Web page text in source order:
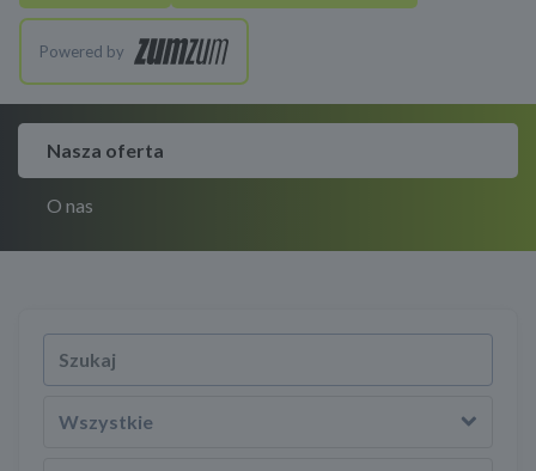
Powered by
Nasza oferta
O nas
Wszystkie